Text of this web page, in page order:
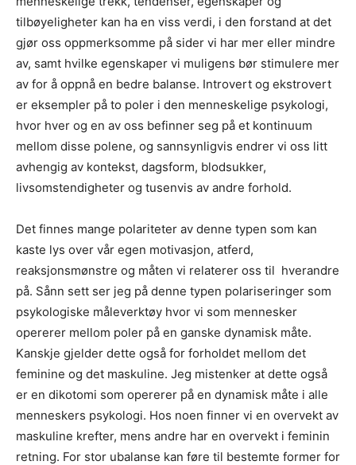
tilbøyeligheter kan ha en viss verdi, i den forstand at det
gjør oss oppmerksomme på sider vi har mer eller mindre
av, samt hvilke egenskaper vi muligens bør stimulere mer
av for å oppnå en bedre balanse. Introvert og ekstrovert
er eksempler på to poler i den menneskelige psykologi,
hvor hver og en av oss befinner seg på et kontinuum
mellom disse polene, og sannsynligvis endrer vi oss litt
avhengig av kontekst, dagsform, blodsukker,
livsomstendigheter og tusenvis av andre forhold.
Det finnes mange polariteter av denne typen som kan
kaste lys over vår egen motivasjon, atferd,
reaksjonsmønstre og måten vi relaterer oss til hverandre
på. Sånn sett ser jeg på denne typen polariseringer som
psykologiske måleverktøy hvor vi som mennesker
opererer mellom poler på en ganske dynamisk måte.
Kanskje gjelder dette også for forholdet mellom det
feminine og det maskuline. Jeg mistenker at dette også
er en dikotomi som opererer på en dynamisk måte i alle
menneskers psykologi. Hos noen finner vi en overvekt av
maskuline krefter, mens andre har en overvekt i feminin
retning. For stor ubalanse kan føre til bestemte former for